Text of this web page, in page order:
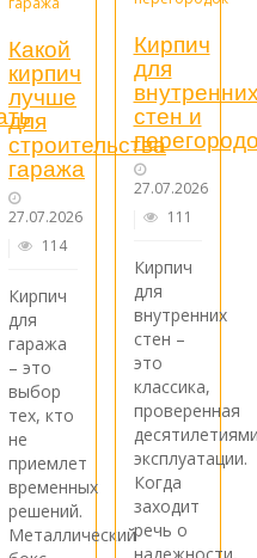
Какой
кирпич
лучше
для
строительства
гаража
27.07.2026
114
Кирпич
для
гаража
– это
выбор
тех, кто
не
приемлет
временных
решений.
Металлический
Кирпич
для
стен и
27.07.2026
111
Кирпич
для
внутренних
стен –
это
классика,
проверенная
эксплуатации.
Когда
заходит
речь о